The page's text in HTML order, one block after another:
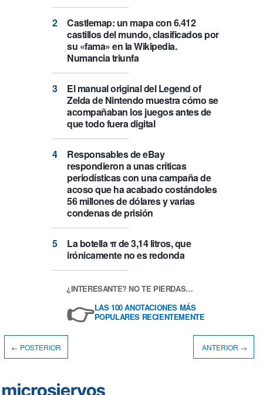
Castlemap: un mapa con 6.412
castillos del mundo, clasificados por
su «fama» en la Wikipedia.
Numancia triunfa
El manual original del Legend of
Zelda de Nintendo muestra cómo se
acompañaban los juegos antes de
que todo fuera digital
Responsables de eBay
respondieron a unas críticas
periodísticas con una campaña de
acoso que ha acabado costándoles
56 millones de dólares y varias
condenas de prisión
La botella π de 3,14 litros, que
irónicamente no es redonda
¿INTERESANTE? NO TE PIERDAS…
👉LAS 100 ANOTACIONES MÁS
POPULARES RECIENTEMENTE
← POSTERIOR ANTERIOR →